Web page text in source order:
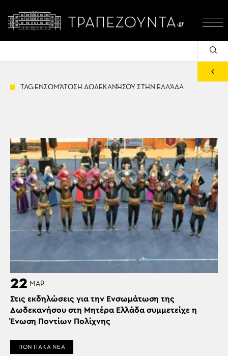
TAG:ΕΝΣΩΜΆΤΩΣΗ ΔΩΔΕΚΑΝΉΣΟΥ ΣΤΗΝ ΕΛΛΆΔΑ
22 ΜΑΡ
Στις εκδηλώσεις για την Ενσωμάτωση της
Δωδεκανήσου στη Μητέρα Ελλάδα συμμετείχε η
Ένωση Ποντίων Πολίχνης
ΠΟΝΤΙΑΚΑ ΝΕΑ